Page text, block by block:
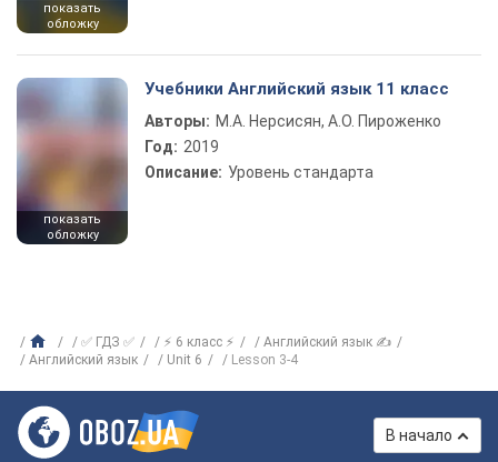
показать
обложку
показать
обложку
Учебники Английский язык 11 класс
Авторы: М.А. Нерсисян, А.О. Пироженко
Год: 2019
Описание: Уровень стандарта
✅ ГДЗ ✅ ⚡ 6 класс ⚡
Английский язык ✍
Английский язык
Unit 6 Lesson 3-4
В начало